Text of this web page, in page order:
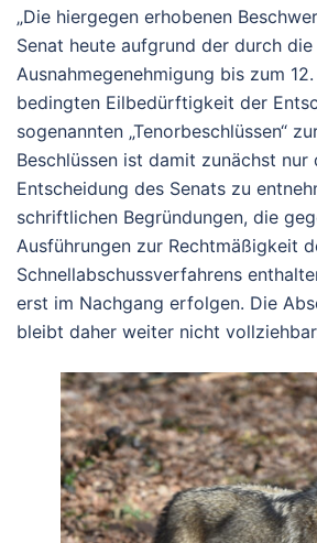
„Die hiergegen erhobenen
Senat heute aufgrund der durch
Ausnahmegenehmigung bis zum
bedingten Eilbedürftigkeit der
sogenannten „Tenorbeschlüssen“
Beschlüssen ist damit zunächst nur
Entscheidung des Senats zu
schriftlichen Begründungen, die
Ausführungen zur Rechtmäßigkeit
Schnellabschussverfahrens
erst im Nachgang erfolgen. Die
bleibt daher weiter nicht